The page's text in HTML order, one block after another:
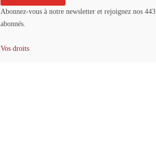
Abonnez-vous à notre newsletter et rejoignez nos 443
abonnés.
Vos droits